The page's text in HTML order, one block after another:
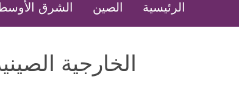
الرئيسية الصين الشرق
الخارجية